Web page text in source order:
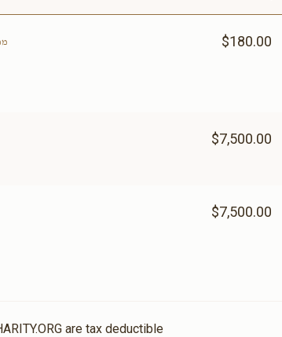
$6,000.00
$6,000.00
להקדשה)
$180.00
$7,500.00
$7,500.00
are tax deductible